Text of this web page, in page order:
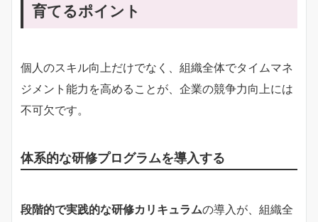
育てるポイント
個人のスキル向上だけでなく、組織全体でタイムマネ
ジメント能力を高めることが、企業の競争力向上には
不可欠です。
体系的な研修プログラムを導入する
段階的で実践的な研修カリキュラムの導入が、組織全